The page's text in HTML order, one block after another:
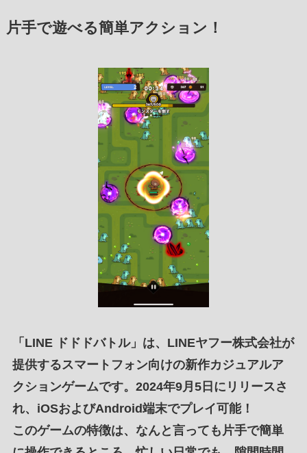
片手で遊べる簡単アクション！
「 LINE ドドドバトル」は、 LINEヤフー株式会社が
提供するスマートフォン向けの新作カジュアルア
クションゲームです。 2024年9月5日 にリリースさ
れ、 iOSおよびAndroid端末でプレイ可能！
このゲームの特徴は、なんと言っても 片手で簡単